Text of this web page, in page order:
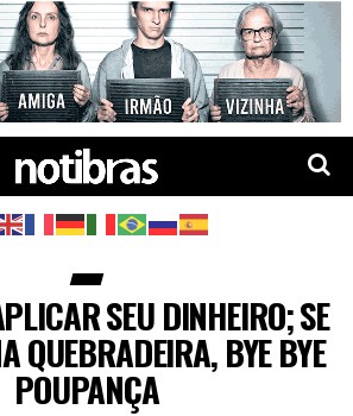
SEU DINHEIRO; SE
QUEBRADEIRA, BYE BYE
POUPANÇA